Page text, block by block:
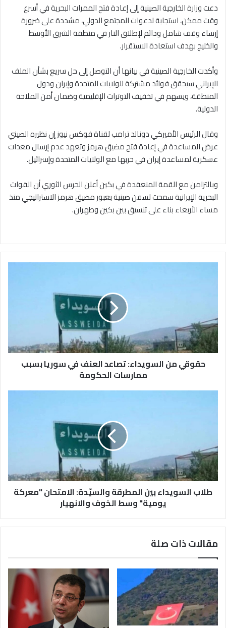
دعت وزارة الخارجية الصينية إلى إعادة فتح الممرات البحرية في أسرع
وقت ممكن، استجابة لدعوات المجتمع الدولي، مشددة على ضرورة
إرساء وقف شامل ودائم لإطلاق النار في منطقة الشرق الأوسط
والخليج بهدف استعادة الاستقرار.
وأكدت الخارجية الصينية في بيانها أن التوصل إلى حل سريع بشأن الملف
الإيراني سيحقق فوائد مشتركة للولايات المتحدة وإيران ودول
المنطقة، ويسهم في تخفيف التوترات الإقليمية وضمان أمن الملاحة
الدولية.
وقال الرئيس الأميركي دونالد ترامب لقناة فوكس نيوز إن نظيره الصيني
عرض المساعدة في إعادة فتح مضيق هرمز وتعهد عدم إرسال معدات
عسكرية لمساعدة إيران في حربها مع الولايات المتحدة وإسرائيل.
وبالتزامن مع القمة المنعقدة في بكين أعلن الحرس الثوري أن القوات
البحرية الإيرانية سمحت لسفن صينية بعبور مضيق هرمز الاستراتيجي منذ
مساء الأربعاء بناء على تنسيق بين بكين وطهران.
في
سوريا
بسبب
ممارسات
الحكومةحقوقي من السويداء: تصاعد العنف في سوريا بسبب
ممارسات الحكومة
الامتحان
"معركة
يومية"
وسط
الخوف
طلاب السويداء بين المطرقة والسيّدة: الامتحان "معركة
يومية" وسط الخوف والانهيار
مقالات ذات صلة